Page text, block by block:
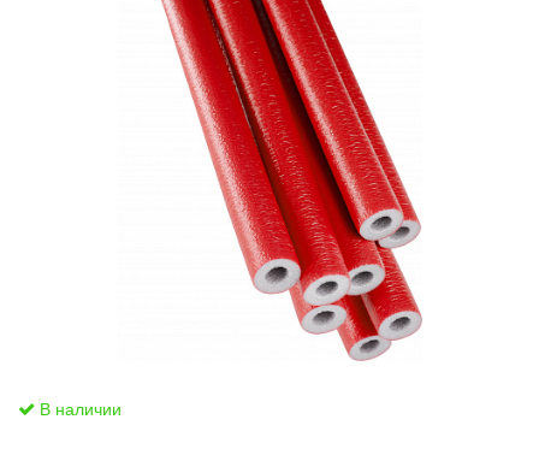
В наличии